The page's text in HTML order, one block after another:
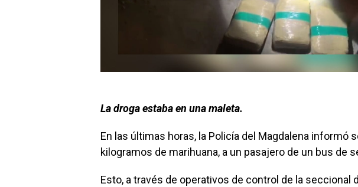
La droga estaba en una maleta.
En las últimas horas, la Policía del Magdalena informó
kilogramos de marihuana, a un pasajero de un bus de
Esto, a través de operativos de control de la seccional